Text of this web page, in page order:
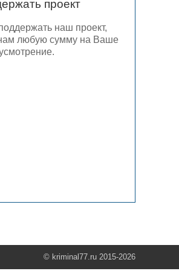
проект
наш проект,
любую сумму на Ваше
© kriminal77.ru 2015-2026